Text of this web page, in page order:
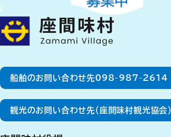
船舶のお問い合わせ先098-987-2614
観光のお問い合わせ先（座間味村観光協会）